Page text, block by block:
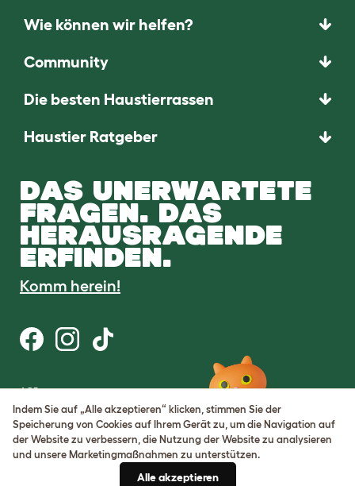
Wie können wir helfen?
Community
Die besten Haustierrassen
Haustier Ratgeber
DAS UNERWARTETE
FRAGEN. DAS
HERAUSRAGENDE
ERFINDEN.
Komm herein!
AGB
Datenschutz
Cookie Settings
Sitemap
Indem Sie auf „Alle akzeptieren“ klicken, stimmen Sie der
Speicherung von Cookies auf Ihrem Gerät zu, um die Navigation auf
der Website zu verbessern, die Nutzung der Website zu analysieren
und unsere Marketingmaßnahmen zu unterstützen.
Alle akzeptieren